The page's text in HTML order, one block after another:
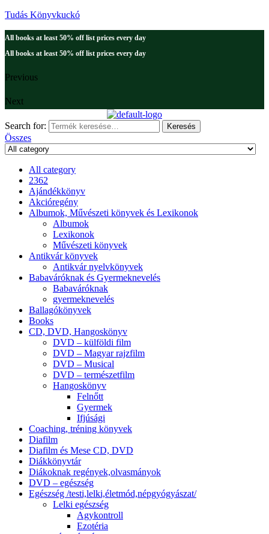
Tudás Könyvkuckó
All books at least 50% off list prices every day
All books at least 50% off list prices every day
Previous
Next
Search for: Keresés
Összes
All category
2362
Ajándékkönyv
Akcióregény
Albumok, Művészeti könyvek és Lexikonok
Albumok
Lexikonok
Művészeti könyvek
Antikvár könyvek
Antikvár nyelvkönyvek
Babaváróknak és Gyermeknevelés
Babaváróknak
gyermeknevelés
Ballagókönyvek
Books
CD, DVD, Hangoskönyv
DVD – külföldi film
DVD – Magyar rajzfilm
DVD – Musical
DVD – természetfilm
Hangoskönyv
Felnőtt
Gyermek
Ifjúsági
Coaching, tréning könyvek
Diafilm
Diafilm és Mese CD, DVD
Diákkönyvtár
Diákoknak regények,olvasmányok
DVD – egészség
Egészség /testi,lelki,életmód,népgyógyászat/
Lelki egészség
Agykontroll
Ezotéria